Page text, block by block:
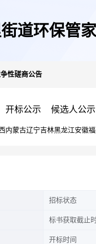
道环保管
性磋商公告
开标公示 候选人公示
内蒙古辽宁吉林黑龙江安徽
招标状态
标书获取截止
开标时间